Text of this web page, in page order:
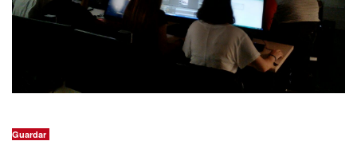
Guardar